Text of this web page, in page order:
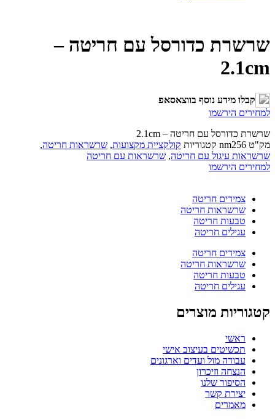
שרשרת כדורסל עם חריטה –
2.1cm
קבלו מידע נוסף בווצאסאפ
למחירים הירשמו
שרשרת כדורסל עם חריטה – 2.1cm
מק"ט nm256 קטגוריות קולקציית מקצועות, שרשראות חריטה,
שרשראות עיגול עם חריטה, שרשראות עם חריטה
למחירים הירשמו
צמידים חריטה
שרשראות חריטה
טבעות חריטה
עגילים חריטה
צמידים חריטה
שרשראות חריטה
טבעות חריטה
עגילים חריטה
קטגוריות מוצרים
ראשי
תכשיטים בעיצוב אישי
עבודה מול ועדים וארגונים
הנצחה וזיכרון
הסיפור שלנו
יצירת קשר
מאמרים